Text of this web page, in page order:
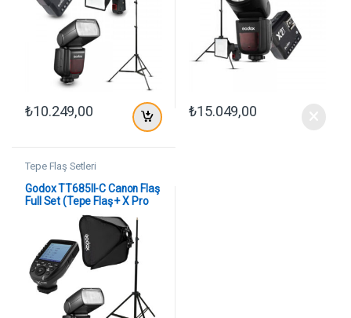
₺10.249,00 ₺15.049,00
Tepe Flaş Setleri
Godox TT685II-C Canon Flaş
Full Set (Tepe Flaş + X Pro
Tetikleyici + Işık Ayağı +
50×50 Softbox)